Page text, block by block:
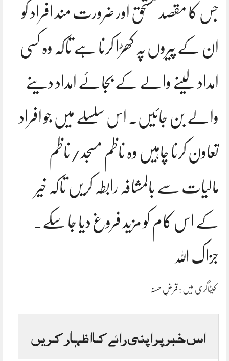
جس کا مقصد مستحق اور ضرورت مند افراد کو
ان کے پیروں پہ کھڑا کرنا ہے تاکہ وہ کسی
امداد لینے والے کے بجائے امداد دینے
والے بن جائیں۔ اس سلسلے میں جو افراد
تعاون کرنا چاہیں وہ ناظم مسجد/ناظم
مالیات سے بالمشافہ رابطہ کریں تاکہ خیر
کے اس کام کو مزید فروغ دیا جا سکے۔
جزاک اللہ
کیٹاگری میں : قرضِ حسنہ
اس خبر پر اپنی رائے کا اظہار کریں